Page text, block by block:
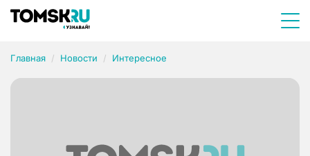
Главная Новости Интересное